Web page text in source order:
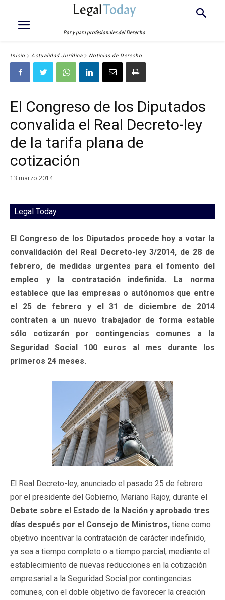
LegalToday
Por y para profesionales del Derecho
Inicio Actualidad Jurídica Noticias de Derecho
El Congreso de los Diputados
convalida el Real Decreto-ley
de la tarifa plana de
cotización
13 marzo 2014
Legal Today
El Congreso de los Diputados procede hoy a votar la
convalidación del Real Decreto-ley 3/2014, de 28 de
febrero, de medidas urgentes para el fomento del
empleo y la contratación indefinida. La norma
establece que las empresas o autónomos que entre
el 25 de febrero y el 31 de diciembre de 2014
contraten a un nuevo trabajador de forma estable
sólo cotizarán por contingencias comunes a la
Seguridad Social 100 euros al mes durante los
primeros 24 meses.
El Real Decreto-ley, anunciado el pasado 25 de febrero
por el presidente del Gobierno, Mariano Rajoy, durante el
Debate sobre el Estado de la Nación y aprobado tres
días después por el Consejo de Ministros, tiene como
objetivo incentivar la contratación de carácter indefinido,
ya sea a tiempo completo o a tiempo parcial, mediante el
establecimiento de nuevas reducciones en la cotización
empresarial a la Seguridad Social por contingencias
comunes, con el doble objetivo de favorecer la creación